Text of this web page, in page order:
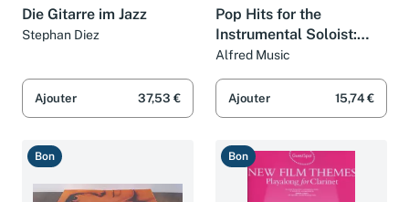
Die Gitarre im Jazz
Stephan Diez
Ajouter 37,53 €
Pop Hits for the
Instrumental Soloist:
(incl. CD)
Alfred Music
Ajouter 15,74 €
Bon Bon